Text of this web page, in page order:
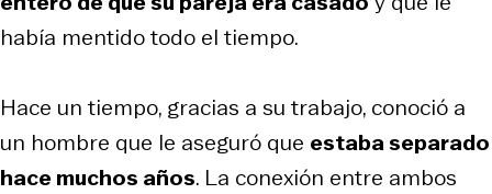
había mentido todo el tiempo.
Hace un tiempo, gracias a su trabajo, conoció a
un hombre que le aseguró que estaba separado
hace muchos años. La conexión entre ambos